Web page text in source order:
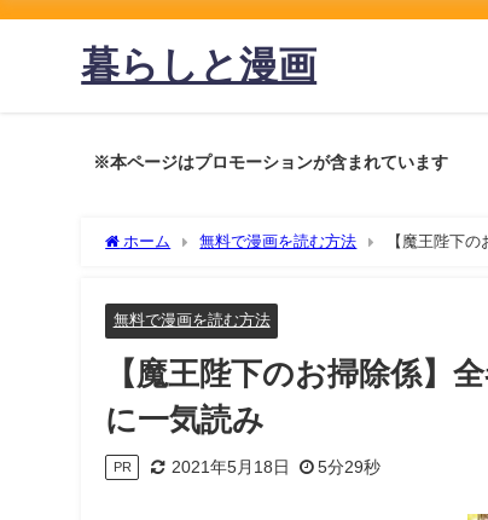
暮らしと漫画
※本ページはプロモーションが含まれています
ホーム 無料で漫画を読む方法 【魔王陛下
無料で漫画を読む方法
【魔王陛下のお掃除係】
に一気読み
PR 2021年5月18日 5分29秒